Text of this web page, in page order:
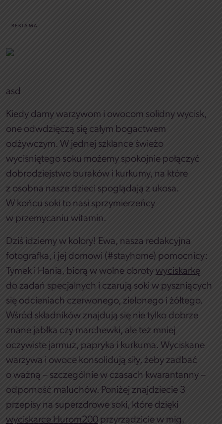
REKLAMA
asd
Kiedy damy warzywom i owocom solidny wycisk,
one odwdzięczą się całym bogactwem
odżywczym. W jednej szklance świeżo
wyciśniętego soku możemy spokojnie połączyć
dobrodziejstwo buraków i kurkumy, na które
z osobna nasze dzieci spoglądają z ukosa.
W końcu soki to nasi sprzymierzeńcy
w przemycaniu witamin.
Dziś idziemy w kolory! Ewa, nasza redakcyjna
fotografka, i jej domowi (#stayhome) pomocnicy:
Tymek i Hania, biorą w wolne obroty wyciskarkę
do zadań specjalnych i czarują soki w pyszniących
się odcieniach czerwonego, zielonego i żółtego.
Wśród składników znajdują się nie tylko dobrze
znane jabłka czy marchewki, ale też mniej
oczywiste jarmuż, papryka i kurkuma. Wyciskane
warzywa i owoce konsolidują siły, żeby zadbać
o ważną – szczególnie w czasach kwarantanny –
odporność maluchów. Poniżej znajdziecie 3
przepisy na superzdrowe soki, które dzięki
wyciskarce Hurom200 przyrządzicie w mig,